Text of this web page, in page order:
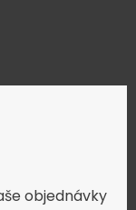
objednávky